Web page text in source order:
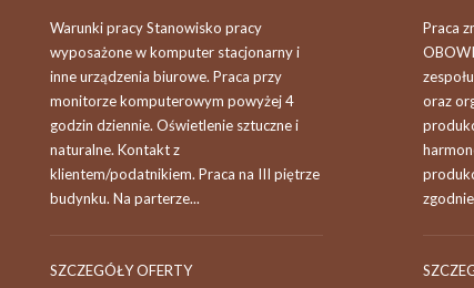
Warunki pracy Stanowisko pracy
wyposażone w komputer stacjonarny i
inne urządzenia biurowe. Praca przy
monitorze komputerowym powyżej 4
godzin dziennie. Oświetlenie sztuczne i
naturalne. Kontakt z
klientem/podatnikiem. Praca na III piętrze
budynku. Na parterze...
SZCZEGÓŁY OFERTY
Praca
oraz